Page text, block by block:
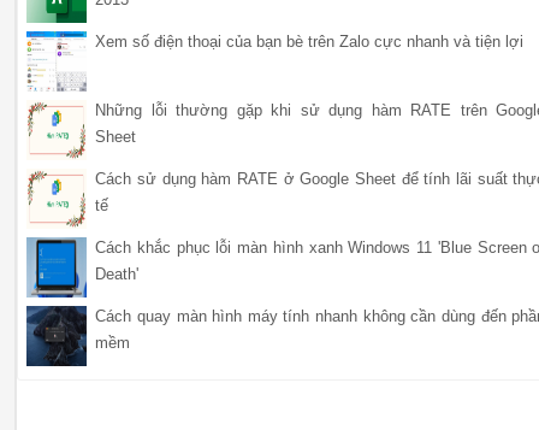
Xem số điện thoại của bạn bè trên Zalo cực nhanh và tiện lợi
Những lỗi thường gặp khi sử dụng hàm RATE trên
Sheet
Cách sử dụng hàm RATE ở Google Sheet để tính lãi suất
tế
Cách khắc phục lỗi màn hình xanh Windows 11 'Blue Screen
Death'
Cách quay màn hình máy tính nhanh không cần dùng đến
mềm